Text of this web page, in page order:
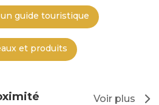
guide touristique
et produits
Voir plus